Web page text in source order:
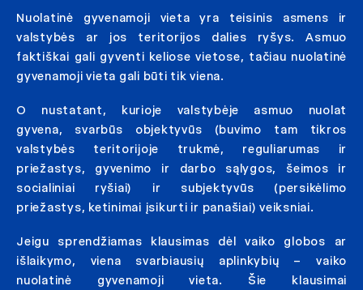
Nuolatinė gyvenamoji vieta yra teisinis asmens ir
valstybės ar jos teritorijos dalies ryšys. Asmuo
faktiškai gali gyventi keliose vietose, tačiau nuolatinė
gyvenamoji vieta gali būti tik viena.
O nustatant, kurioje valstybėje asmuo nuolat
gyvena, svarbūs objektyvūs (buvimo tam tikros
valstybės teritorijoje trukmė, reguliarumas ir
priežastys, gyvenimo ir darbo sąlygos, šeimos ir
socialiniai ryšiai) ir subjektyvūs (persikėlimo
priežastys, ketinimai įsikurti ir panašiai) veiksniai.
Jeigu sprendžiamas klausimas dėl vaiko globos ar
išlaikymo, viena svarbiausių aplinkybių – vaiko
nuolatinė gyvenamoji vieta. Šie klausimai